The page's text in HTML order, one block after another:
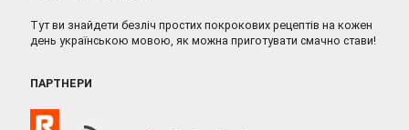
Тут ви знайдети безліч простих покрокових рецептів на кожен
день українською мовою, як можна приготувати смачно стави!
ПАРТНЕРИ